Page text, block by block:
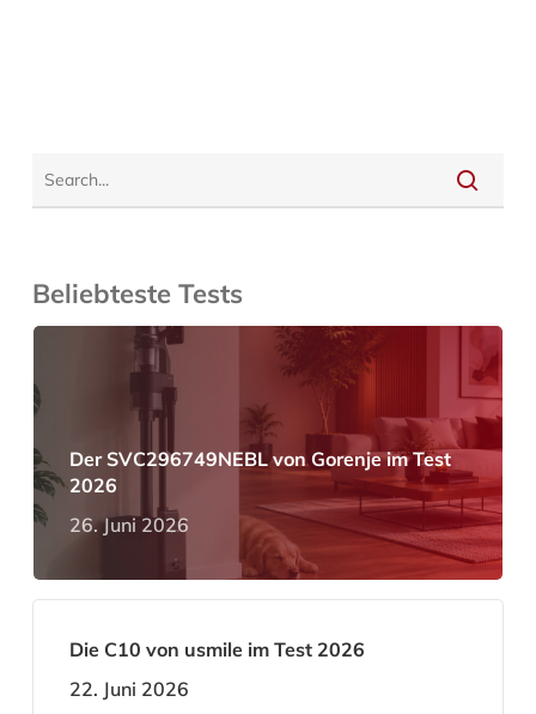
Beliebteste Tests
Der SVC296749NEBL von Gorenje im Test
2026
26. Juni 2026
Die C10 von usmile im Test 2026
22. Juni 2026